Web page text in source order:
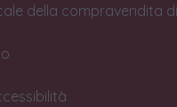
della compravendita